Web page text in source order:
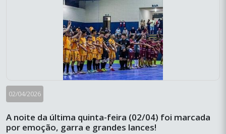
02/04/2026
A noite da última quinta-feira (02/04) foi marcada
por emoção, garra e grandes lances!